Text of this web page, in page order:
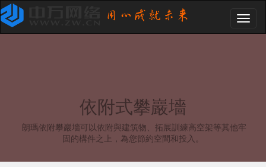
依附式攀巖墻
朗瑪依附攀巖墻可以依附與建筑物、拓展訓練高空架等其他牢
固的構件之上，為您節約空間和投入。